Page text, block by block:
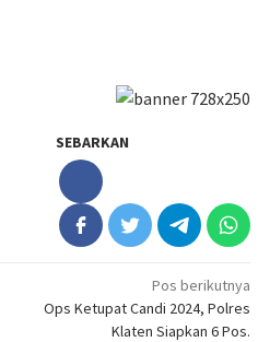
SEBARKAN
Pos berikutnya
Ops Ketupat Candi 2024, Polres
Klaten Siapkan 6 Pos.